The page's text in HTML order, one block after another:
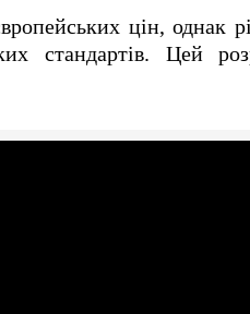
цін, однак
стандартів. Цей